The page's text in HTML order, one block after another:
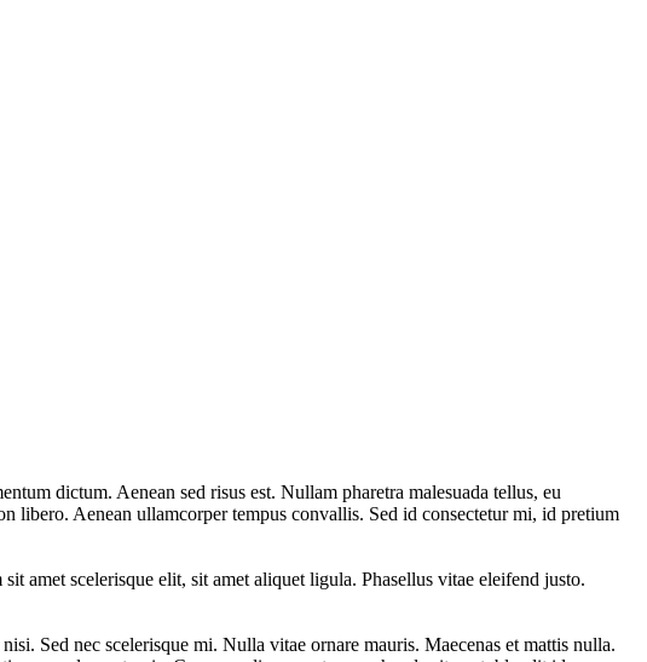
dictum. Aenean sed risus est. Nullam pharetra malesuada tellus, eu
libero. Aenean ullamcorper tempus convallis. Sed id consectetur mi, id pretium
amet scelerisque elit, sit amet aliquet ligula. Phasellus vitae eleifend justo.
Sed nec scelerisque mi. Nulla vitae ornare mauris. Maecenas et mattis nulla.